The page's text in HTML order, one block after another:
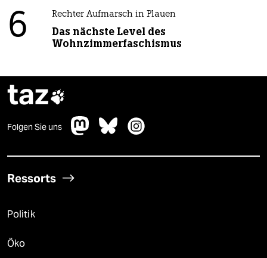
6 Rechter Aufmarsch in Plauen
Das nächste Level des
Wohnzimmerfaschismus
taz
Folgen Sie uns
Ressorts
Politik
Öko